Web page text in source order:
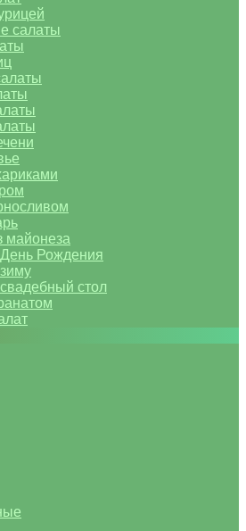
салаты
майонеза
Рождения
стол